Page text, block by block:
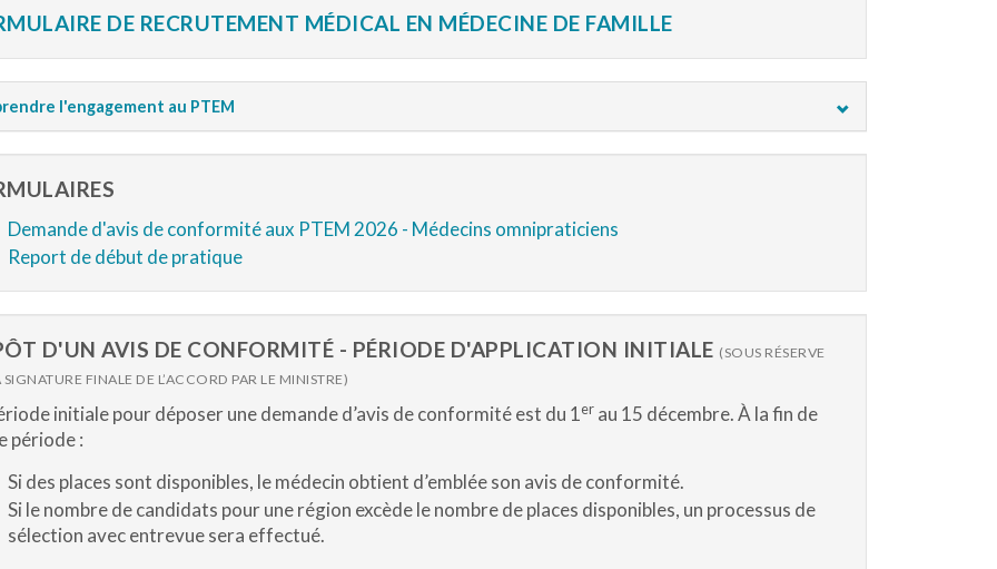
DE RECRUTEMENT MÉDICAL EN MÉDECINE DE FAMILLE
l'engagement au PTEM
Demande d'avis de conformité aux PTEM 2026 - Médecins omnipraticiens
Report de début de pratique
D'UN AVIS DE CONFORMITÉ - PÉRIODE D'APPLICATION INITIALE (SOUS RÉSERVE
SIGNATURE FINALE DE L’ACCORD PAR LE MINISTRE)
initiale pour déposer une demande d’avis de conformité est du 1erau 15 décembre. À la fin de
période :
Si des places sont disponibles, le médecin obtient d’emblée son avis de conformité.
Si le nombre de candidats pour une région excède le nombre de places disponibles, un processus de
sélection avec entrevue sera effectué.